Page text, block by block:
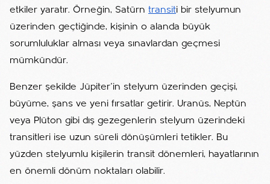
etkiler yaratır. Örneğin, Satürn transiti bir stelyumun
üzerinden geçtiğinde, kişinin o alanda büyük
sorumluluklar alması veya sınavlardan geçmesi
mümkündür.
Benzer şekilde Jüpiter’in stelyum üzerinden geçişi,
büyüme, şans ve yeni fırsatlar getirir. Uranüs, Neptün
veya Plüton gibi dış gezegenlerin stelyum üzerindeki
transitleri ise uzun süreli dönüşümleri tetikler. Bu
yüzden stelyumlu kişilerin transit dönemleri, hayatlarının
en önemli dönüm noktaları olabilir.